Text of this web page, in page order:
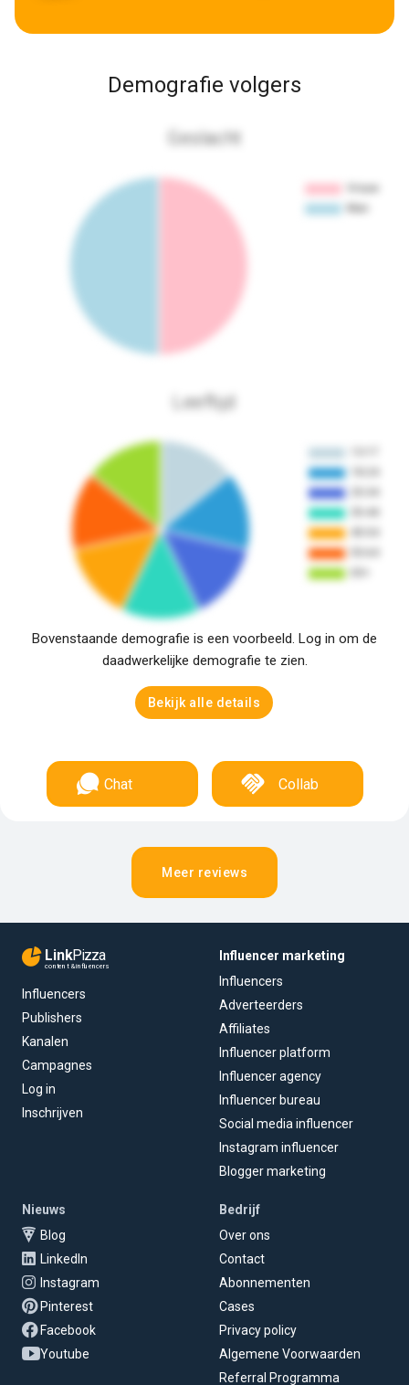
Demografie volgers
Geslacht
Leeftijd
Bovenstaande demografie is een voorbeeld. Log in om de
daadwerkelijke demografie te zien.
Bekijk alle details
Chat Collab
Meer reviews
LinkPizza
content & influencers
Influencers
Publishers
Kanalen
Campagnes
Log in
Inschrijven
Influencer marketing
Influencers
Adverteerders
Affiliates
Influencer platform
Influencer agency
Influencer bureau
Social media influencer
Instagram influencer
Blogger marketing
Nieuws
Blog
LinkedIn
Instagram
Pinterest
Facebook
Youtube
Bedrijf
Over ons
Contact
Abonnementen
Cases
Privacy policy
Algemene Voorwaarden
Referral Programma